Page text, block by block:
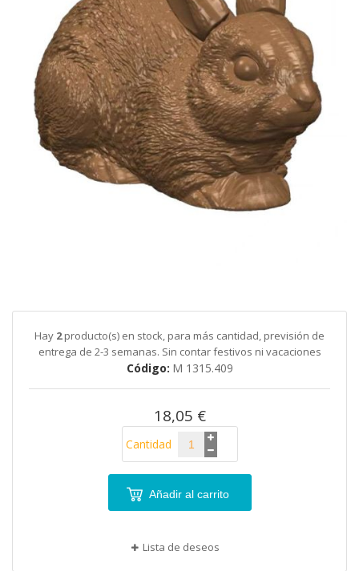
imágenes
comienzo
galería
imágenes
Hay 2producto(s) en stock, para más cantidad, previsión de
entrega de 2-3 semanas. Sin contar festivos ni vacaciones
Código M 1315.409
18,05 €
Cantidad
Añadir al carrito
Lista de deseos